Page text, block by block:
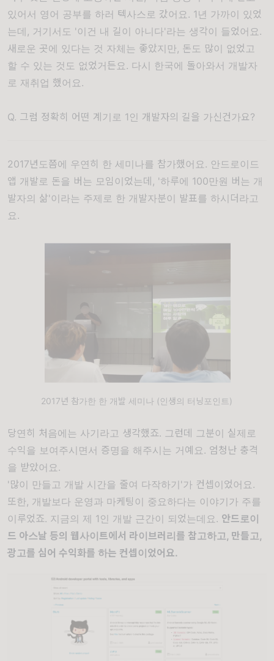
있어서 영어 공부를 하러 텍사스로 갔어요. 1년 가까이 있었
는데, 거기서도 '이건 내 길이 아니다'라는 생각이 들었어요.
새로운 곳에 있다는 것 자체는 좋았지만, 돈도 많이 없었고
할 수 있는 것도 없었거든요. 다시 한국에 돌아와서 개발자
로 재취업 했어요.
Q. 그럼 정확히 어떤 계기로 1인 개발자의 길을 가신건가요?
2017년도쯤에 우연히 한 세미나를 참가했어요. 안드로이드
앱 개발로 돈을 버는 모임이었는데, '하루에 100만원 버는 개
발자의 삶'이라는 주제로 한 개발자분이 발표를 하시더라고
요.
2017년 참가한 한 개발 세미나 (인생의 터닝포인트)
당연히 처음에는 사기라고 생각했죠. 그런데 그분이 실제로
수익을 보여주시면서 증명을 해주시는 거예요. 엄청난 충격
을 받았어요.
'많이 만들고 개발 시간을 줄여 다작하기'가 컨셉이었어요.
또한, 개발보다 운영과 마케팅이 중요하다는 이야기가 주를
이루었죠. 지금의 제 1인 개발 근간이 되었는데요. 안드로이
드 아스날 등의 웹사이트에서 라이브러리를 참고하고, 만들고,
광고를 심어 수익화를 하는 컨셉이었어요.